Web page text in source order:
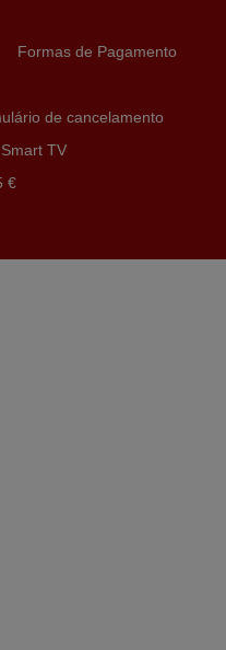
Rudinery,
mas não é de
PORTUGAL
Formas de Pagamento
de cancelamento
Smart TV
€